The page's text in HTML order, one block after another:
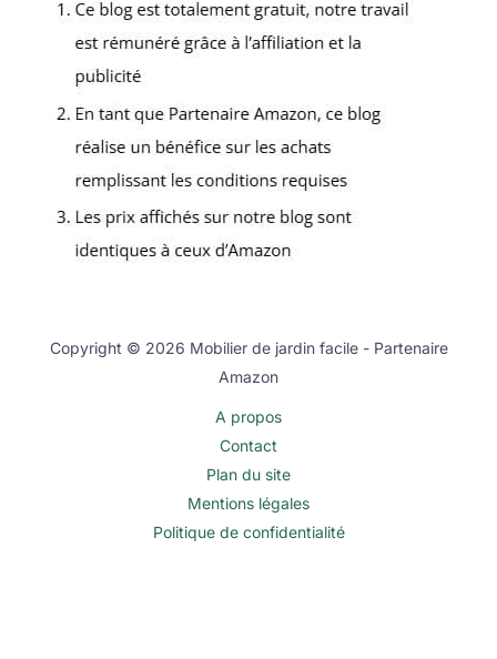
Copyright © 2026 Mobilier de jardin facile - Partenaire
Amazon
A propos
Contact
Plan du site
Mentions légales
Politique de confidentialité